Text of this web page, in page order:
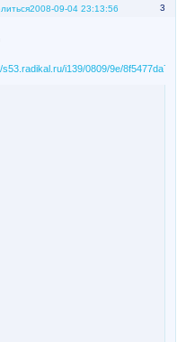
3
2008-09-04 23:13:56